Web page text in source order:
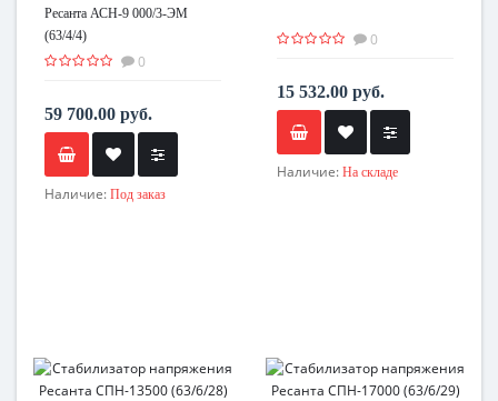
Ресанта АСН-9 000/3-ЭМ
(63/4/4)
0
59 700.00 руб.
Наличие: Под заказ
0
15 532.00 руб.
Наличие: На складе